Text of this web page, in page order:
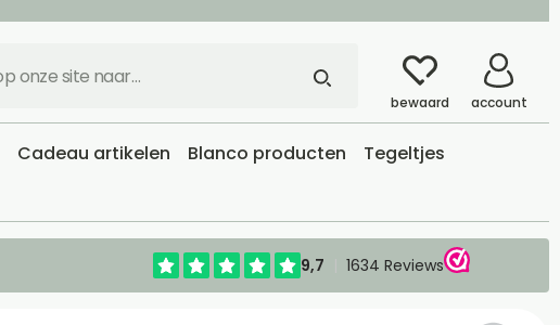
bewaard account
Cadeau artikelen Blanco producten
Tegeltjes